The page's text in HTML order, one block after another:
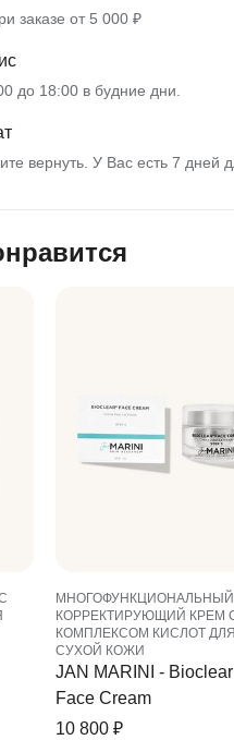
заказе от 5 000 ₽
до 18:00 в будние дни.
вернуть. У Вас есть 7 дней
МНОГОФУНКЦИОНАЛЬНЫЙ
КОРРЕКТИРУЮЩИЙ КРЕМ
КОМПЛЕКСОМ КИСЛОТ ДЛЯ
СУХОЙ КОЖИ
JAN MARINI - Bioclear
Face Cream
10 800₽